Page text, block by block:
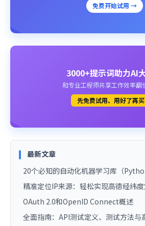
免费开始试用 →
3000+提示词助力AI
和专业工程师共享工作效率翻
先免费试用、用好了再
最新文章
20个必知的自动化机器学习库（
精准定位IP来源：轻松实现高德经纬
OAuth 2.0和OpenID Connect概述
全面指南：API测试定义、测试方法与